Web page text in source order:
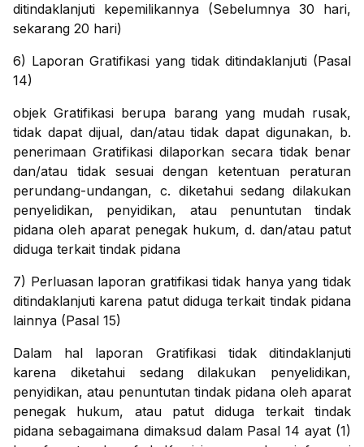
ditindaklanjuti kepemilikannya (Sebelumnya 30 hari,
sekarang 20 hari)
6) Laporan Gratifikasi yang tidak ditindaklanjuti (Pasal
14)
objek Gratifikasi berupa barang yang mudah rusak,
tidak dapat dijual, dan/atau tidak dapat digunakan, b.
penerimaan Gratifikasi dilaporkan secara tidak benar
dan/atau tidak sesuai dengan ketentuan peraturan
perundang-undangan, c. diketahui sedang dilakukan
penyelidikan, penyidikan, atau penuntutan tindak
pidana oleh aparat penegak hukum, d. dan/atau patut
diduga terkait tindak pidana
7) Perluasan laporan gratifikasi tidak hanya yang tidak
ditindaklanjuti karena patut diduga terkait tindak pidana
lainnya (Pasal 15)
Dalam hal laporan Gratifikasi tidak ditindaklanjuti
karena diketahui sedang dilakukan penyelidikan,
penyidikan, atau penuntutan tindak pidana oleh aparat
penegak hukum, atau patut diduga terkait tindak
pidana sebagaimana dimaksud dalam Pasal 14 ayat (1)